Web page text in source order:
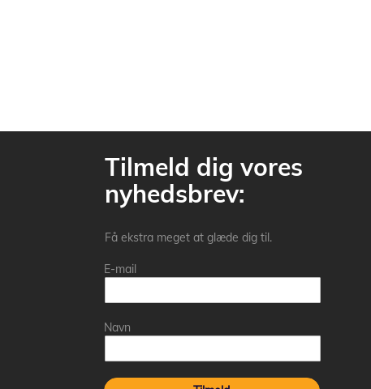
Tilmeld dig vores
nyhedsbrev:
Få ekstra meget at glæde dig til.
E-mail
Navn